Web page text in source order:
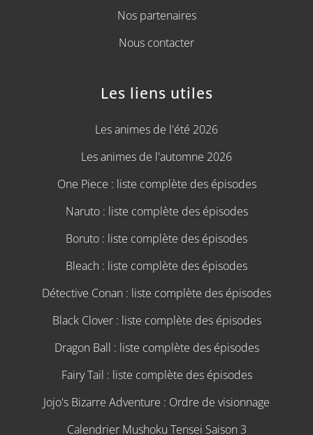
Nos partenaires
Nous contacter
Les liens utiles
Les animes de l'été 2026
Les animes de l'automne 2026
One Piece : liste complète des épisodes
Naruto : liste complète des épisodes
Boruto : liste complète des épisodes
Bleach : liste complète des épisodes
Détective Conan : liste complète des épisodes
Black Clover : liste complète des épisodes
Dragon Ball : liste complète des épisodes
Fairy Tail : liste complète des épisodes
Jojo's Bizarre Adventure : Ordre de visionnage
Calendrier Mushoku Tensei Saison 3